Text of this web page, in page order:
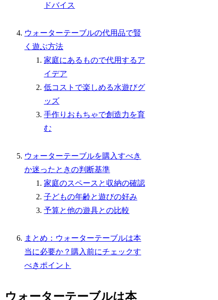
ドバイス
ウォーターテーブルの代用品で賢
く遊ぶ方法
家庭にあるもので代用するア
イデア
低コストで楽しめる水遊びグ
ッズ
手作りおもちゃで創造力を育
む
ウォーターテーブルを購入すべき
か迷ったときの判断基準
家庭のスペースと収納の確認
子どもの年齢と遊びの好み
予算と他の遊具との比較
まとめ：ウォーターテーブルは本
当に必要か？購入前にチェックす
べきポイント
ウォーターテーブルは本